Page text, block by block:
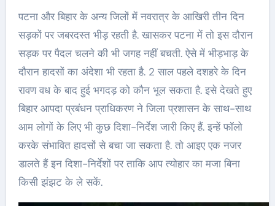
पटना और बिहार के अन्य जिलों में नवरात्र के आखिरी तीन दिन
सड़कों पर जबरदस्त भीड़ रहती है. खासकर पटना में तो इस दौरान
सड़क पर पैदल चलने की भी जगह नहीं बचती. ऐसे में भीड़भाड़ के
दौरान हादसों का अंदेशा भी रहता है. 2 साल पहले दशहरे के दिन
रावण वध के बाद हुई भगदड़ को कौन भूल सकता है. इसे देखते हुए
बिहार आपदा प्रबंधन प्राधिकरण ने जिला प्रशासन के साथ-साथ
आम लोगों के लिए भी कुछ दिशा-निर्देश जारी किए हैं. इन्हें फॉलो
करके संभावित हादसों से बचा जा सकता है. तो आइए एक नजर
डालते हैं इन दिशा-निर्देशों पर ताकि आप त्योहार का मजा बिना
किसी झंझट के ले सकें.